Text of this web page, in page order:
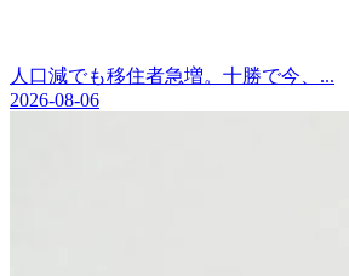
人口減でも移住者急増。十勝で今、...
2026-08-06